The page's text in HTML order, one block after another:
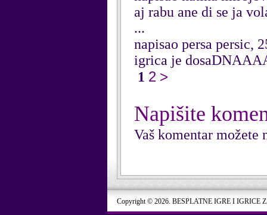
aj rabu ane di se ja
...
napisao persa persic,
igrica je
1 2 >
Napišite
Vaš komentar možete
Copyright © 2026. BESPLATNE IGRE I IGRICE